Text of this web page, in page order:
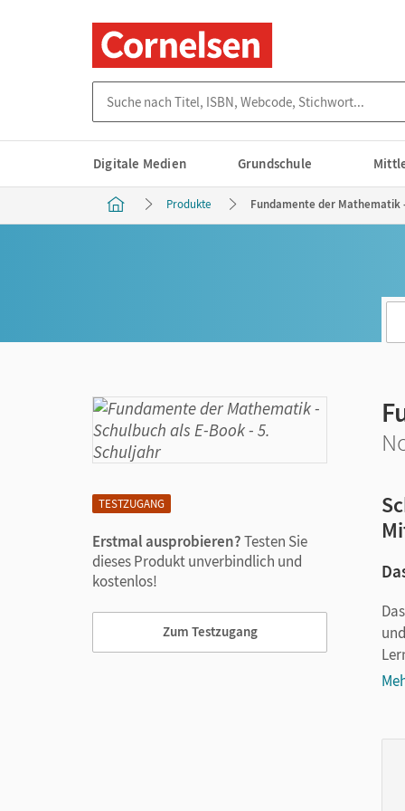
Digitale Medien Grundschule
Produkte Fundamente der Mathematik
TESTZUGANG
Erstmal ausprobieren?Testen Sie
dieses Produkt unverbindlich und
kostenlos!
Zum Testzugang